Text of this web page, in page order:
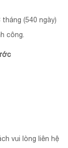
(540 ngày)
công.
vui lòng liên hệ